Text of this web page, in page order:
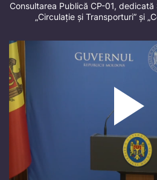
Consultarea Publică CP-01,
„Circulație și Transporturi” și